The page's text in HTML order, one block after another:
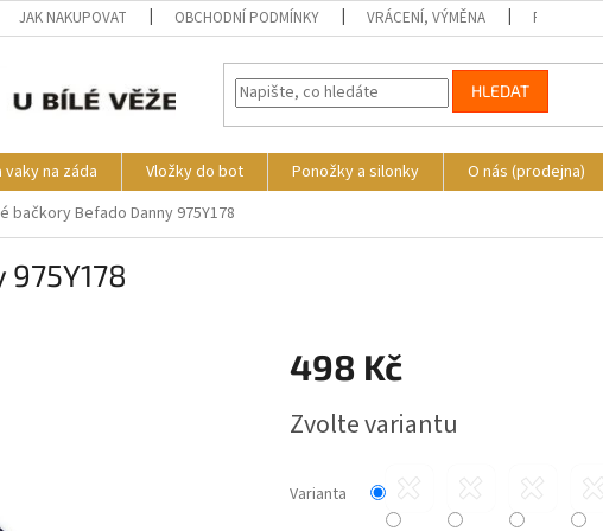
JAK NAKUPOVAT OBCHODNÍ PODMÍNKY VRÁCENÍ, VÝMĚNA REKLAMACE
HLEDAT
na záda Vložky do bot Ponožky a silonky O nás (prodejna)
bačkory Befado Danny 975Y178
498 Kč
cena:
Zvolte variantu
Varianta